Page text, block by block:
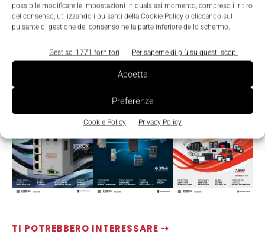
possibile modificare le impostazioni in qualsiasi momento, compreso il ritiro
del consenso, utilizzando i pulsanti della Cookie Policy o cliccando sul
pulsante di gestione del consenso nella parte inferiore dello schermo.
Gestisci 1771 fornitori Per saperne di più su questi scopi
Accetta
Preferenze
Cookie Policy Privacy Policy
TI POTREBBERO INTERESSARE ⇢